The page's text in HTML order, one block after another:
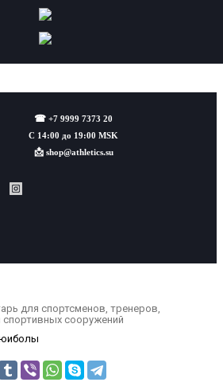
☎ +7 9999 7373 20
С 14:00 до 19:00 MSK
📩 shop@athletics.su
для спортсменов, тренеров,
спортивных сооружений